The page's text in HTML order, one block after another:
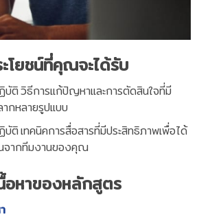
โยชน์ที่คุณจะได้รับ
บัติ วิธีการแก้ปัญหาและการตัดสินใจที่มี
กหลายรูปแบบ
ติ เทคนิคการสื่อสารที่มีประสิทธิภาพเพื่อได้
จากทีมงานของคุณ
อหาของหลักสูตร